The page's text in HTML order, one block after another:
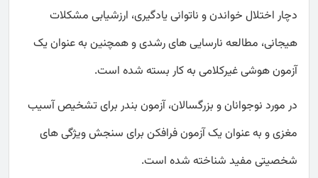
دچار اختلال خواندن و ناتوانی یادگیری، ارزشیابی مشکلات
هیجانی، مطالعه نارسایی‌ های رشدی و همچنین به عنوان یک
آزمون هوشی غیرکلامی به ‌کار بسته شده است.
در مورد نوجوانان و بزرگسالان، آزمون بندر برای تشخیص آسیب
مغزی و به عنوان یک آزمون فرافکن برای سنجش ویژگی ‌های
شخصیتی مفید شناخته شده است.